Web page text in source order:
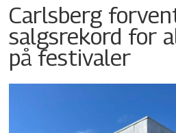
Carlsberg
salgsrekord for
på festivaler